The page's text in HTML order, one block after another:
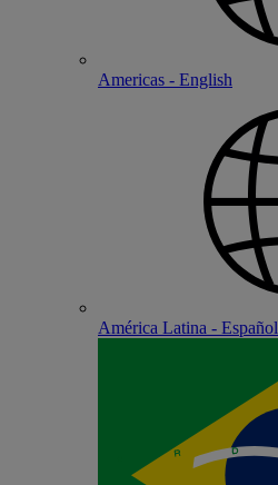
Americas - English
América Latina - Español